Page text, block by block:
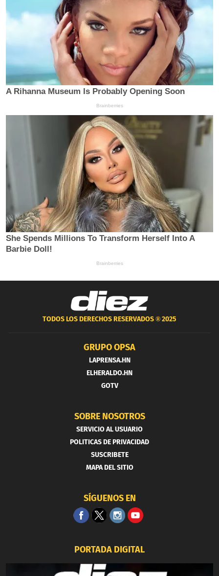
TODOS LOS DERECHOS RESERVADOS ®2025
GRUPO OPSA
LAPRENSA.HN
ELHERALDO.HN
GOTV
SOBRE NOSOTROS
SERVICIO AL USUARIO
POLITICAS DE PRIVACIDAD
SUSCRIBETE
MAPA DEL SITIO
SÍGUENOS EN
PORTADA DIGITAL